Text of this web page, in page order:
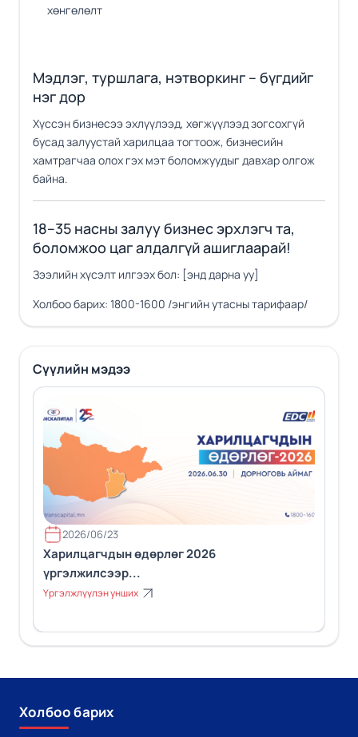
хөнгөлөлт
Мэдлэг, туршлага, нэтворкинг – бүгдийг
нэг дор
Хүссэн бизнесээ эхлүүлээд, хөгжүүлээд зогсохгүй
бусад залуустай харилцаа тогтоож, бизнесийн
хамтрагчаа олох гэх мэт боломжуудыг давхар олгож
байна.
18–35 насны залуу бизнес эрхлэгч та,
боломжоо цаг алдалгүй ашиглаарай!
Зээлийн хүсэлт илгээх бол: [энд дарна уу]
Холбоо барих: 1800-1600 /энгийн утасны тарифаар/
Сүүлийн мэдээ
2026/06/23
Харилцагчдын өдөрлөг 2026
үргэлжилсээр...
Үргэлжлүүлэн унших
Холбоо барих